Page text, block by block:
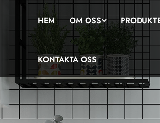
HEM OM OSS
KONTAKTA OSS